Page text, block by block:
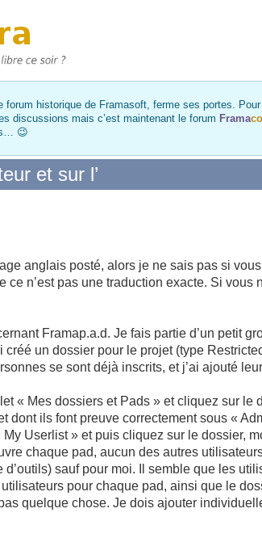
forum historique de Framasoft, ferme ses portes.
discussions mais c’est maintenant le forum Frama
😉
et sur l’
anglais posté, alors je ne sais pas si
ce n’est pas une traduction exacte. Si vous
Framap.a.d. Je fais partie d’un petit
créé un dossier pour le projet (type
se sont déjà inscrits, et j’ai ajouté
« Mes dossiers et Pads » et cliquez sur le
dont ils font preuve correctement sous «
Userlist » et puis cliquez sur le dossier,
chaque pad, aucun des autres
d’outils) sauf pour moi. Il semble que les
pour chaque pad, ainsi que le
quelque chose. Je dois ajouter